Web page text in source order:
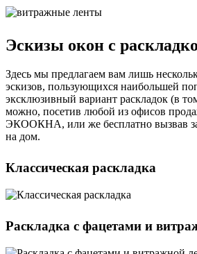
Эскизы окон с
Здесь мы предлагаем вам лишь
эскизов, пользующихся наибольшей
эксклюзивный вариант раскладок (в
можно, посетив любой из офисов
ЭКООКНА, или же бесплатно вызвав
на дом.
Классическая раскладка
Раскладка с фацетами и